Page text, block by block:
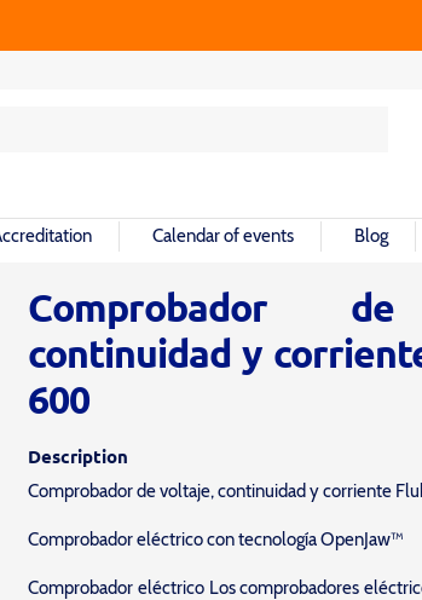
Calendar of events Blog
Comprobador
continuidad y
600
Description
Comprobador de voltaje, continuidad y corriente
Comprobador eléctrico con tecnología OpenJaw™
Comprobador eléctrico Los comprobadores